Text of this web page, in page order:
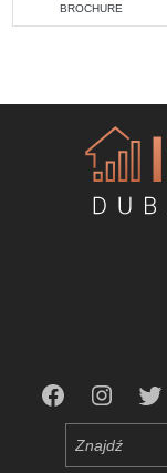
BROCHURE